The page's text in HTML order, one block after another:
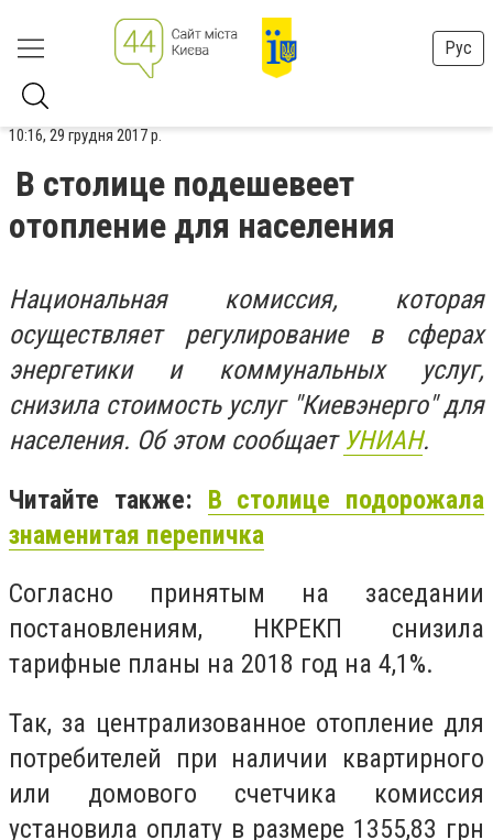
Рус
10:16, 29 грудня 2017 р.
В столице подешевеет
отопление для населения
Национальная комиссия, которая
осуществляет регулирование в сферах
энергетики и коммунальных услуг,
снизила стоимость услуг "Киевэнерго" для
населения. Об этом сообщает УНИАН.
Читайте также: В столице подорожала
знаменитая перепичка
Согласно принятым на заседании
постановлениям, НКРЕКП снизила
тарифные планы на 2018 год на 4,1%.
Так, за централизованное отопление для
потребителей при наличии квартирного
или домового счетчика комиссия
установила оплату в размере 1355,83 грн